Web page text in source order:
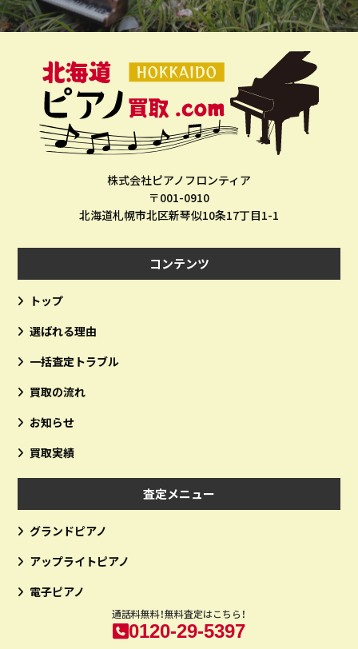
株式会社ピアノフロンティア
〒001-0910
北海道札幌市北区新琴似10条17丁目1-1
コンテンツ
トップ
選ばれる理由
一括査定トラブル
買取の流れ
お知らせ
買取実績
査定メニュー
グランドピアノ
アップライトピアノ
電子ピアノ
通話料無料！無料査定はこちら！
0120-29-5397